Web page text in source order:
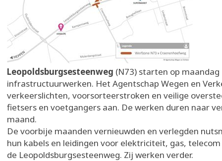
Leopoldsburgsesteenweg (N73) starten op maandag
infrastructuurwerken. Het Agentschap Wegen en
verkeerslichten, voorsorteerstroken en veilige
fietsers en voetgangers aan. De werken duren naar
maand.
De voorbije maanden vernieuwden en verlegden
hun kabels en leidingen voor elektriciteit, gas,
de Leopoldsburgsesteenweg. Zij werken verder.